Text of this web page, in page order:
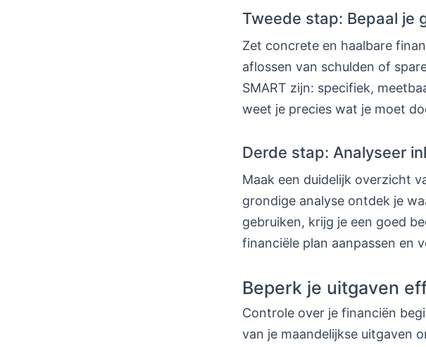
Tweede stap: Bepaal je
Zet concrete en haalbare
aflossen van schulden of
SMART zijn: specifiek,
weet je precies wat je moet
Derde stap: Analyseer
Maak een duidelijk overzicht
grondige analyse ontdek je
gebruiken, krijg je een goed
financiële plan aanpassen en
Beperk je uitgaven
Controle over je financiën
van je maandelijkse uitgaven